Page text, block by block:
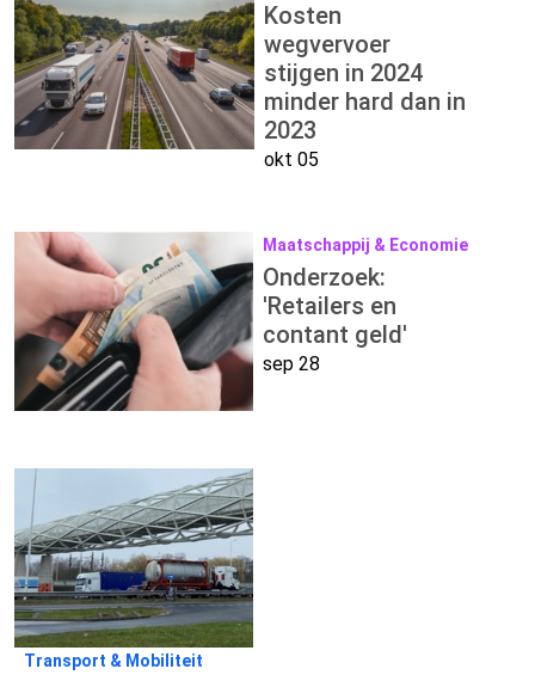
Kosten
wegvervoer
stijgen in 2024
minder hard dan in
2023
okt 05
Maatschappij & Economie
Onderzoek:
'Retailers en
contant geld'
sep 28
Transport & Mobiliteit